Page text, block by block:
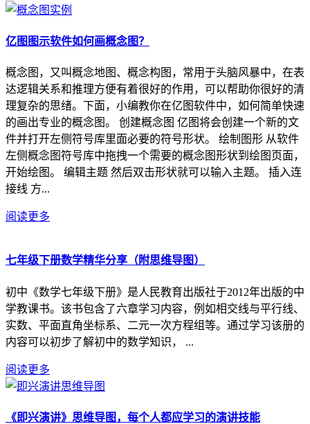
亿图图示软件如何画概念图？
概念图，又叫概念地图、概念构图，常用于头脑风暴中，在表
达逻辑关系和推理方便有着很好的作用，可以帮助你很好的清
理复杂的思绪。下面，小编教你在亿图软件中，如何简单快速
的画出专业的概念图。 创建概念图 亿图将会创建一个新的文
件并打开左侧符号库里面必要的符号形状。 绘制图形 从软件
左侧概念图符号库中拖拽一个需要的概念图形状到绘图页面，
开始绘图。 编辑主题 然后双击形状就可以输入主题。 插入连
接线 方...
阅读更多
七年级下册数学精华分享（附思维导图）
初中《数学七年级下册》是人民教育出版社于2012年出版的中
学教课书。该书包含了六章学习内容，例如相交线与平行线、
实数、平面直角坐标系、二元一次方程组等。通过学习该册的
内容可以初步了解初中的数学知识， ...
阅读更多
《即兴演讲》思维导图，每个人都应学习的演讲技能